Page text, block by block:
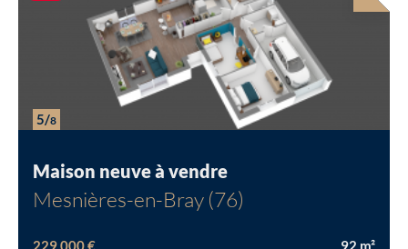
5/8
Maison neuve à vendre
Mesnières-en-Bray (76)
229 000 € 92 m²